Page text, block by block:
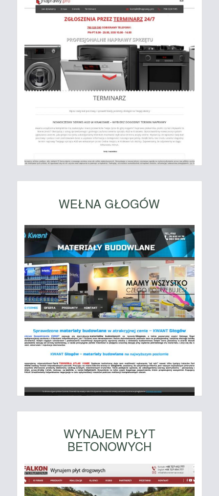
WEŁNA GŁOGÓW
WYNAJEM PŁYT
BETONOWYCH